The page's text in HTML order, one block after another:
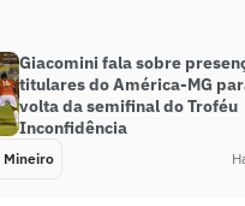
Giacomini fala sobre
titulares do América-MG
volta da semifinal do Troféu
Inconfidência
Mineiro